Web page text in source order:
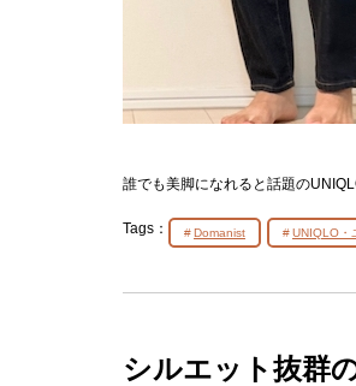
誰でも美脚になれると話題の
Tags： Domanist UNIQLO・
シルエット抜群